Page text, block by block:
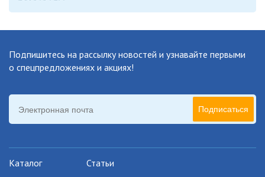
Подпишитесь на рассылку новостей и узнавайте первыми
о спецпредложениях и акциях!
Подписаться
Каталог
Статьи